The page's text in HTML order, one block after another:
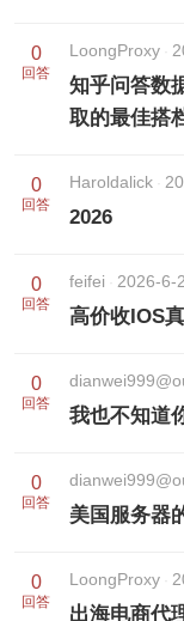
0
回答
LoongProxy
知乎问答数
取的最佳搭
0
回答
Haroldalick
2026
0
回答
feifei 2026-6-
高价收IOS
0
回答
我也不知道
0
回答
美国服务器
0
回答
LoongProxy
出海电商代